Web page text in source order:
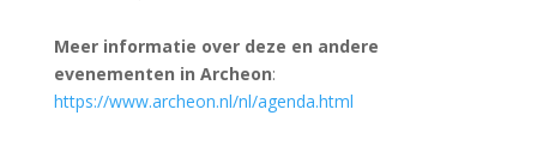
De winnaars van de Erfgoedparel worden bekend
gemaakt tijdens de Erfgoed dag op 15 november.
De Erfgoedparel is een teken van waardering voor